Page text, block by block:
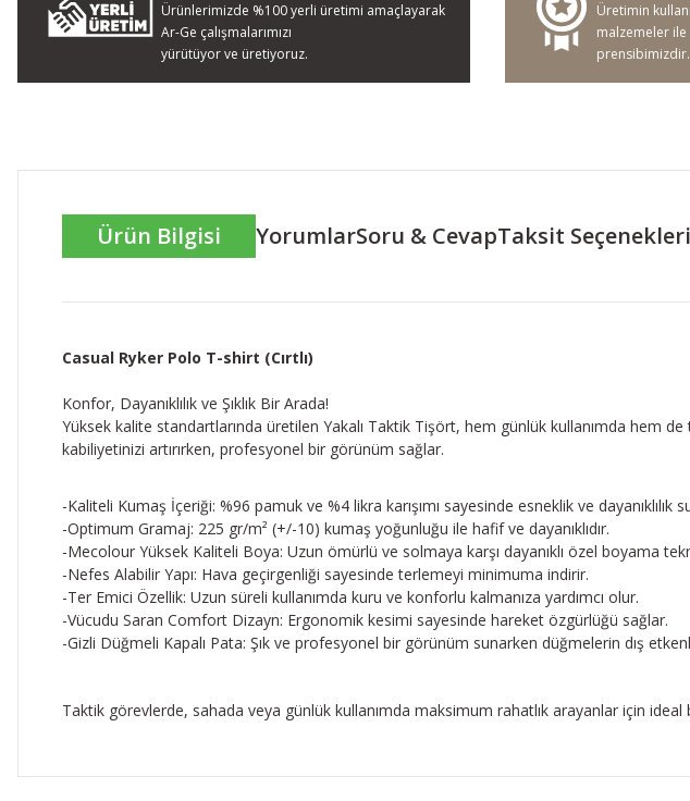
Ürünlerimizde %100 yerli üretimi amaçlayarak
Ar-Ge çalışmalarımızı
yürütüyor ve üretiyoruz.
Üretimin
malzemeler ile
prensibimizdir.
Ürün Bilgisi YorumlarSoru & CevapTaksit Seçenekleri
Casual Ryker Polo T-shirt (Cırtlı)
Konfor, Dayanıklılık ve Şıklık Bir Arada!
Yüksek kalite standartlarında üretilen Yakalı Taktik Tişört, hem günlük kullanımda hem
kabiliyetinizi artırırken, profesyonel bir görünüm sağlar.
-Kaliteli Kumaş İçeriği: %96 pamuk ve %4 likra karışımı sayesinde esneklik ve dayanıklılık
-Optimum Gramaj: 225 gr/m² (+/-10) kumaş yoğunluğu ile hafif ve dayanıklıdır.
-Mecolour Yüksek Kaliteli Boya: Uzun ömürlü ve solmaya karşı dayanıklı özel boyama
-Nefes Alabilir Yapı: Hava geçirgenliği sayesinde terlemeyi minimuma indirir.
-Ter Emici Özellik: Uzun süreli kullanımda kuru ve konforlu kalmanıza yardımcı olur.
-Vücudu Saran Comfort Dizayn: Ergonomik kesimi sayesinde hareket özgürlüğü sağlar.
-Gizli Düğmeli Kapalı Pata: Şık ve profesyonel bir görünüm sunarken düğmelerin dış
Taktik görevlerde, sahada veya günlük kullanımda maksimum rahatlık arayanlar için ideal